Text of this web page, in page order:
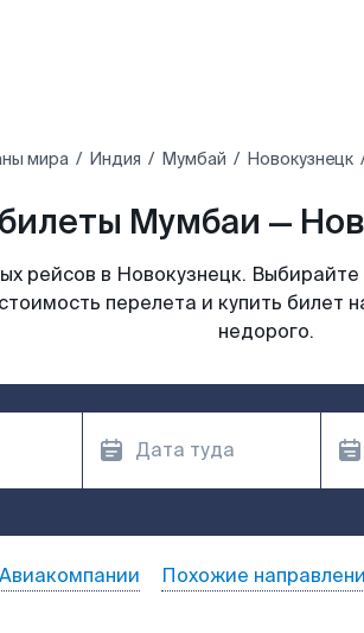
мира Индия Мумбай Новокузнецк
Мумбаи —
рейсов в Новокузнецк.
перелета и купить билет
недорого.
Похожие